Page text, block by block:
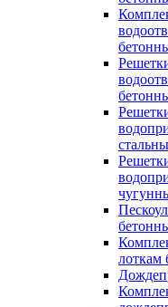
лоткам